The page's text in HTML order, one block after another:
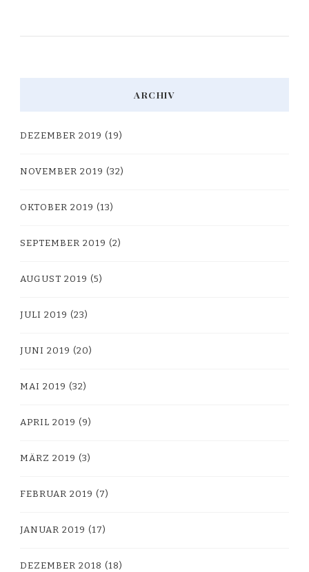
ARCHIV
DEZEMBER 2019 (19)
NOVEMBER 2019 (32)
OKTOBER 2019 (13)
SEPTEMBER 2019 (2)
AUGUST 2019 (5)
JULI 2019 (23)
JUNI 2019 (20)
MAI 2019 (32)
APRIL 2019 (9)
MÄRZ 2019 (3)
FEBRUAR 2019 (7)
JANUAR 2019 (17)
DEZEMBER 2018 (18)